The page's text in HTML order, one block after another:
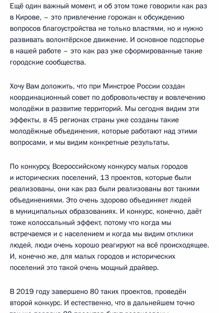
Ещё один важный момент, и об этом тоже говорили как раз
в Кирове, – это привлечение горожан к обсуждению
вопросов благоустройства не только властями, но и нужно
развивать волонтёрское движение. И основное подспорье
в нашей работе – это как раз уже сформированные такие
городские сообщества.
Хочу Вам доложить, что при Минстрое России создан
координационный совет по добровольчеству и вовлечению
молодёжи в развитие территорий. Мы сегодня видим эти
эффекты, в 45 регионах страны уже созданы такие
молодёжные объединения, которые работают над этими
вопросами, и мы видим конкретные результаты.
По конкурсу, Всероссийскому конкурсу малых городов
и исторических поселений, 13 проектов, которые были
реализованы, они как раз были реализованы вот такими
объединениями. Это очень здорово объединяет людей
в муниципальных образованиях. И конкурс, конечно, даёт
тоже колоссальный эффект, потому что когда мы
встречаемся и с населением и когда мы видим отклики
людей, люди очень хорошо реагируют на всё происходящее.
И, конечно же, для малых городов и исторических
поселений это такой очень мощный драйвер.
В 2019 году завершено 80 таких проектов, проведён
второй конкурс. И естественно, что в дальнейшем точно